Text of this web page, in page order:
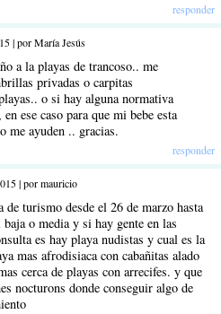
responder
| por María Jesús
a la playas de trancoso.. me
privadas o carpitas
o si hay alguna normativa
ese caso para que mi bebe esta
me ayuden .. gracias.
responder
| por mauricio
de turismo desde el 26 de marzo hasta
o media y si hay gente en las
es hay playa nudistas y cual es la
mas afrodisiaca con cabañitas alado
cerca de playas con arrecifes. y que
nocturons donde conseguir algo de